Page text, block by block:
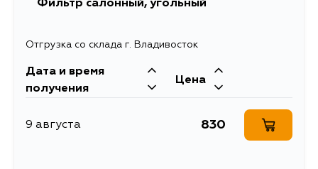
Фильтр салонный, угольный
Отгрузка со склада г. Владивосток
Дата и время
получения
Цена
9 августа 830